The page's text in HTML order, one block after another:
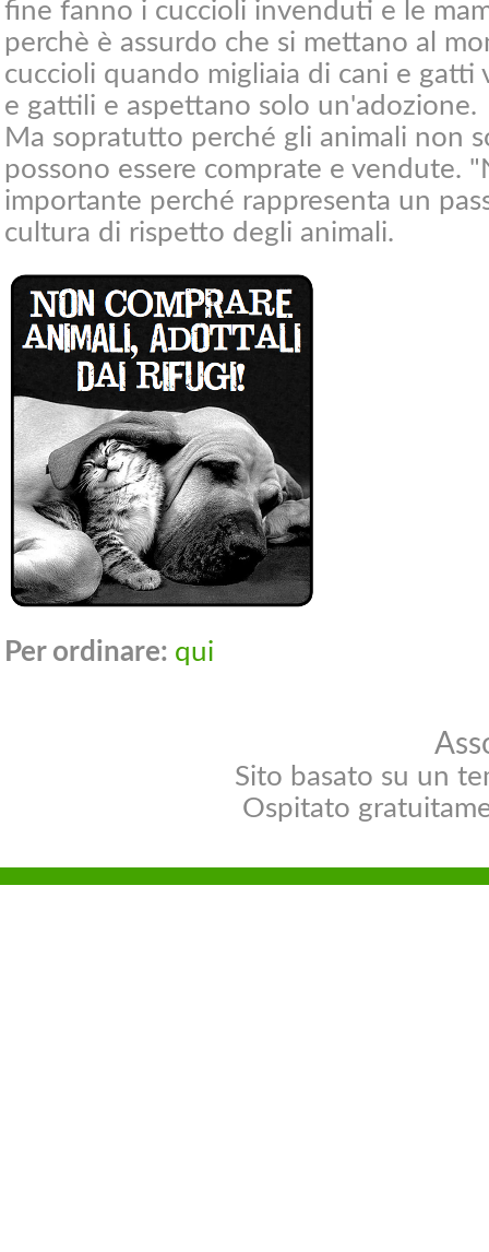
fine fanno i cuccioli invenduti e le
perchè è assurdo che si mettano al
cuccioli quando migliaia di cani e gatti
e gattili e aspettano solo un'adozione.
Ma sopratutto perché gli animali non
possono essere comprate e vendute.
importante perché rappresenta un
cultura di rispetto degli animali.
Per ordinare: qui
Sito basato su un
Ospitato